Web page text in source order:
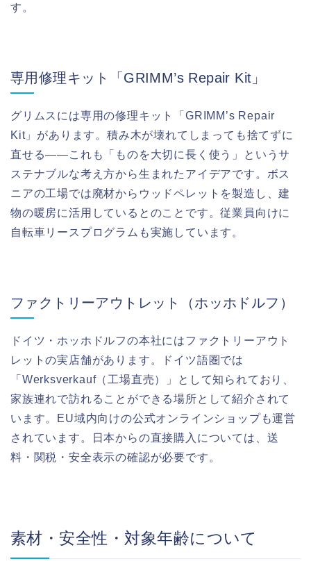
す。
専用修理キット「GRIMM’s Repair Kit」
グリムスには専用の修理キット「GRIMM’s Repair
Kit」があります。積み木が壊れてしまっても捨てずに
直せる——これも「ものを大切に長く使う」というサ
ステナブルな考え方から生まれたアイデアです。ボス
ニアの工場では廃材からウッドペレットを製造し、建
物の暖房に活用しているとのことです。従業員向けに
自転車リースプログラムも実施しています。
ファクトリーアウトレット（ホッホドルフ）
ドイツ・ホッホドルフの本社にはファクトリーアウト
レットの実店舗があります。ドイツ語圏では
「Werksverkauf（工場直売）」として知られており、
家族連れで訪れることができる場所として紹介されて
います。EU域内向けの公式オンラインショップも運営
されています。日本からの直接購入については、送
料・関税・安全表示の確認が必要です。
素材・安全性・対象年齢について